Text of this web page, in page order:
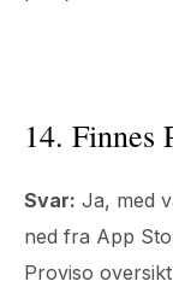
14. Finnes
Svar: Ja, med
ned fra App
Proviso